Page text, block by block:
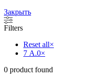
Закрыть
Filters
Reset all×
7 А.0×
0 product found